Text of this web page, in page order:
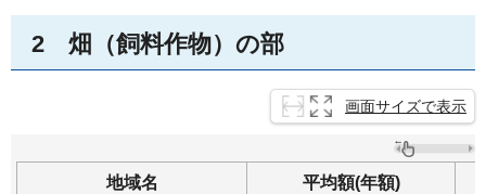
2 畑 （飼料作物）の部
画面サイズで表示
地域名 平均額(年額)